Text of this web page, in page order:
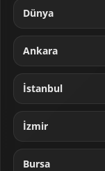
Dünya
Ankara
İstanbul
İzmir
Bursa